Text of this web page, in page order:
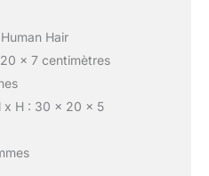
Hair
x 7 centimètres
x H : 30 x 20 x 5